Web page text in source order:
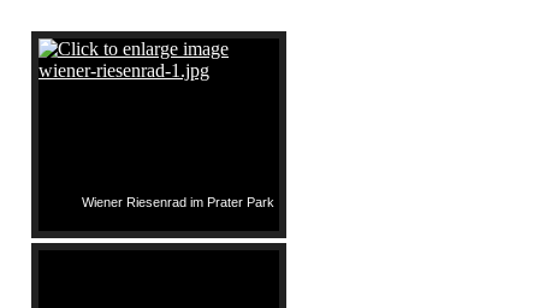
Wiener Riesenrad im Prater Park